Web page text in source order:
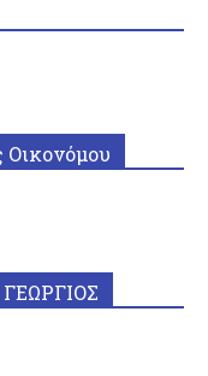
Οικονόμου